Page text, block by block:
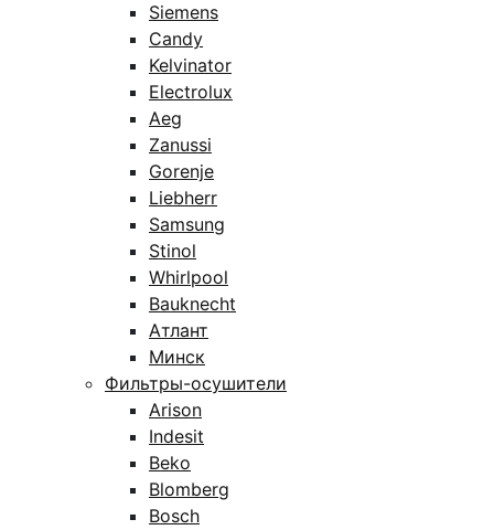
Siemens
Candy
Kelvinator
Electrolux
Aeg
Zanussi
Gorenje
Liebherr
Samsung
Stinol
Whirlpool
Bauknecht
Атлант
Минск
Фильтры-осушители
Arison
Indesit
Beko
Blomberg
Bosch